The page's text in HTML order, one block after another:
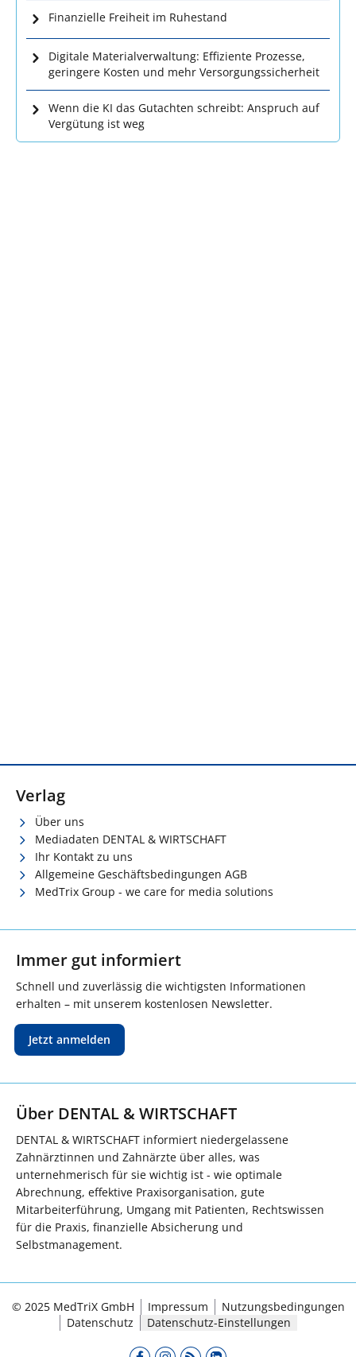
Finanzielle Freiheit im Ruhestand
Digitale Materialverwaltung: Effiziente Prozesse,
geringere Kosten und mehr Versorgungssicherheit
Wenn die KI das Gutachten schreibt: Anspruch auf
Vergütung ist weg
Verlag
Über uns
Mediadaten DENTAL & WIRTSCHAFT
Ihr Kontakt zu uns
Allgemeine Geschäftsbedingungen AGB
MedTrix Group - we care for media solutions
Immer gut informiert
Schnell und zuverlässig die wichtigsten Informationen
erhalten – mit unserem kostenlosen Newsletter.
Jetzt anmelden
Über DENTAL & WIRTSCHAFT
DENTAL & WIRTSCHAFT informiert niedergelassene
Zahnärztinnen und Zahnärzte über alles, was
unternehmerisch für sie wichtig ist - wie optimale
Abrechnung, effektive Praxisorganisation, gute
Mitarbeiterführung, Umgang mit Patienten, Rechtswissen
für die Praxis, finanzielle Absicherung und
Selbstmanagement.
© 2025 MedTriX GmbH Impressum
Nutzungsbedingungen
Datenschutz
Datenschutz-Einstellungen